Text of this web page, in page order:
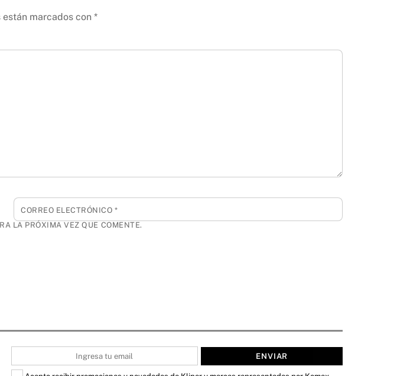
marcados con *
CORREO ELECTRÓNICO *
LA PRÓXIMA VEZ QUE COMENTE.
ENVIAR